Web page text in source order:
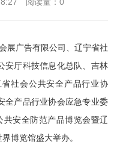
广告有限公司、辽宁省社
安厅科技信息化总队、吉林
社会公共安全产品行业协
全产品行业协会应急专业委
共安全防范产品博览会暨辽
博览馆盛大举办。